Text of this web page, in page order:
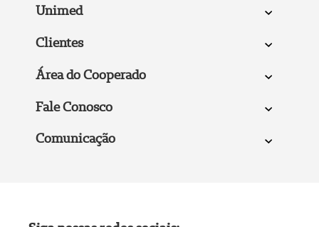
Unimed
Clientes
Área do Cooperado
Fale Conosco
Comunicação